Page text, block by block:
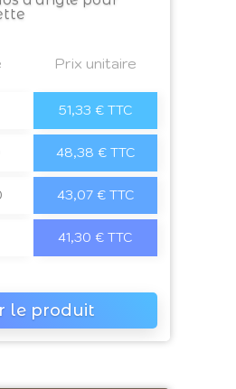
Prix unitaire
51,33 € TTC
48,38 € TTC
43,07 € TTC
41,30 € TTC
le produit